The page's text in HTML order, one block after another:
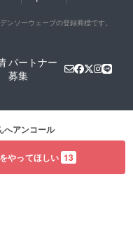
ンソーウェーブの登録商標です。
パートナー
募集
へアンコール
やってほしい 13